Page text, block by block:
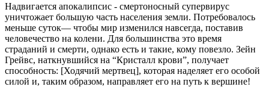
Надвигается апокалипсис - смертоносный супервирус
уничтожает большую часть населения земли. Потребовалось
меньше суток— чтобы мир изменился навсегда, поставив
человечество на колени. Для большинства это время
страданий и смерти, однако есть и такие, кому повезло. Зейн
Грейвс, наткнувшийся на “Кристалл крови”, получает
способность: [Ходячий мертвец], которая наделяет его особой
силой и, таким образом, направляет его на путь к вершине!